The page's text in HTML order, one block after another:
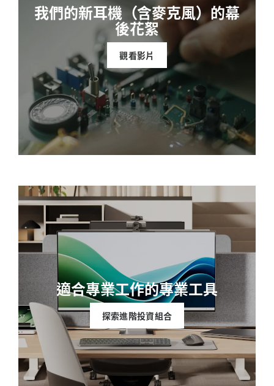
我們的新耳機（含麥克風）的幕
後花絮
觀看影片
適合專業工作的專業工具
探索進階投資組合